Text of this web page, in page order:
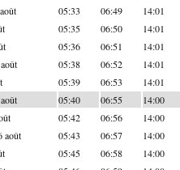
05:33 06:49 14:01
05:35 06:50 14:01
05:36 06:51 14:01
05:38 06:52 14:01
05:39 06:53 14:01
05:40 06:55 14:00
05:42 06:56 14:00
août 05:43 06:57 14:00
05:45 06:58 14:00